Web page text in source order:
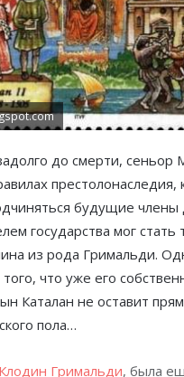
до смерти, сеньор
престолонаследия,
будущие члены
государства мог стать
из рода Гримальди.
что уже его
Каталан не оставит
пола…
Клодин Гримальди, была